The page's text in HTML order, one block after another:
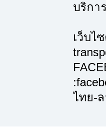
บริกา
เว็บไ
ไทย-ล